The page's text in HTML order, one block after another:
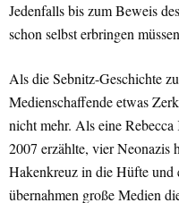
Jedenfalls bis zum Beweis
schon selbst erbringen
Als die Sebnitz-Geschichte
Medienschaffende etwas
nicht mehr. Als eine
2007 erzählte, vier Neonazis
Hakenkreuz in die Hüfte und
übernahmen große Medien